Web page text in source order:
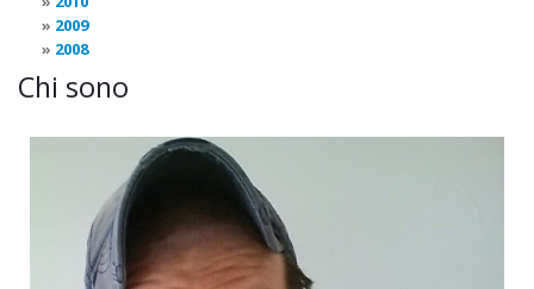
2009
2008
Chi sono